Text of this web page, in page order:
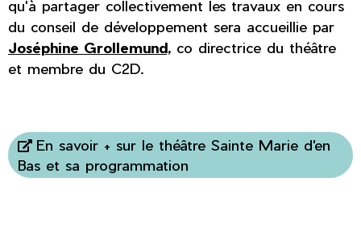
qu'à partager collectivement les travaux en cours
du conseil de développement sera accueillie par
Joséphine Grollemund, co directrice du théâtre
et membre du C2D.
En savoir + sur le théâtre Sainte Marie d'en
Bas et sa programmation